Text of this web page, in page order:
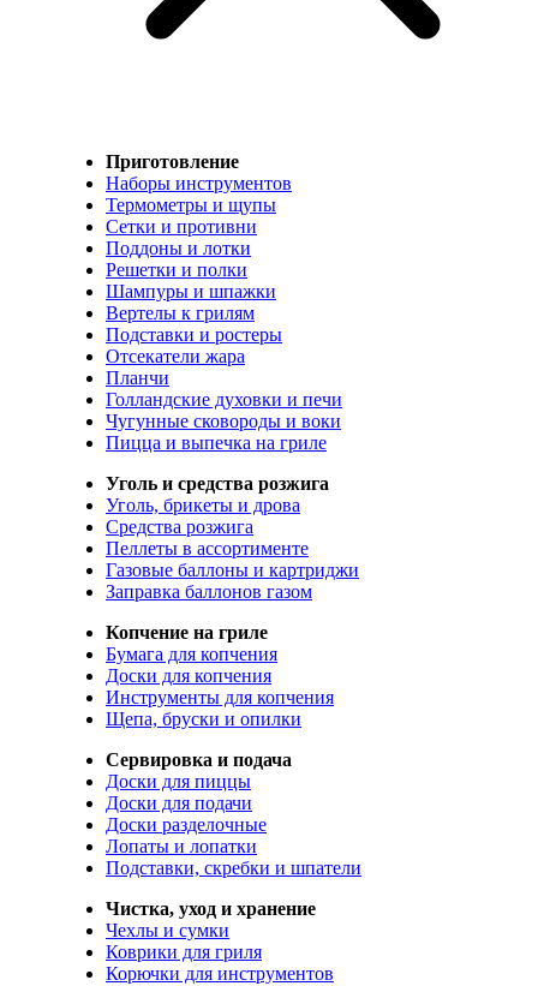
Приготовление
Наборы инструментов
Термометры и щупы
Сетки и противни
Поддоны и лотки
Решетки и полки
Шампуры и шпажки
Вертелы к грилям
Подставки и ростеры
Отсекатели жара
Планчи
Голландские духовки и печи
Чугунные сковороды и воки
Пицца и выпечка на гриле
Уголь и средства розжига
Уголь, брикеты и дрова
Средства розжига
Пеллеты в ассортименте
Газовые баллоны и картриджи
Заправка баллонов газом
Копчение на гриле
Бумага для копчения
Доски для копчения
Инструменты для копчения
Щепа, бруски и опилки
Сервировка и подача
Доски для пиццы
Доски для подачи
Доски разделочные
Лопаты и лопатки
Подставки, скребки и шпатели
Чистка, уход и хранение
Чехлы и сумки
Коврики для гриля
Корючки для инструментов